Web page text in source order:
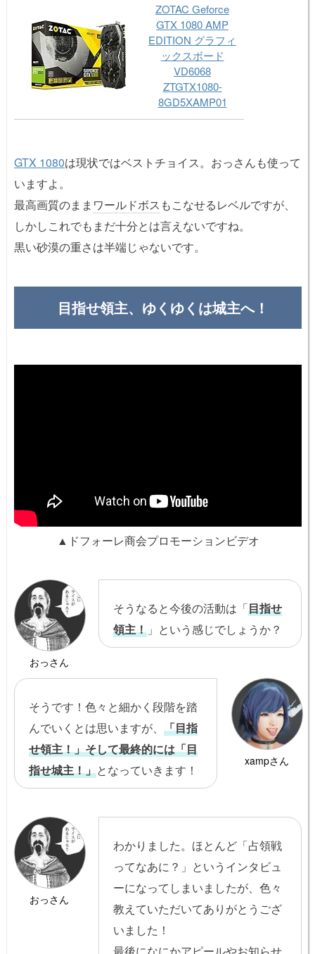
ZOTAC Geforce
GTX 1080 AMP
EDITION グラフィ
ックスボード
VD6068
ZTGTX1080-
8GD5XAMP01
GTX 1080は現状ではベストチョイス。おっさんも使って
いますよ。
最高画質のまま ワールドボス もこなせるレベルですが、
しかしこれでもまだ十分とは言えないですね。
黒い砂漠の重さは半端じゃないです。
目指せ領主、ゆくゆくは城主へ！
▲ドフォーレ商会プロモーションビデオ
おっさん
そうなると今後の活動は「目指せ
領主！ 」という感じでしょうか？
xampさん
そうです！色々と細かく段階を踏
んでいくとは思いますが、 「目指
せ領主！」そして最終的には「目
指せ城主！」となっていきます！
おっさん
わかりました。ほとんど「占領戦
ってなあに？」というインタビュ
ーになってしまいましたが、色々
教えていただいてありがとうござ
いました！